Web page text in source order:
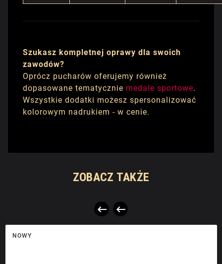
Szukasz kompletnej oprawy dla swoich
zawodów?
Oprócz pucharów oferujemy również
dopasowane tematycznie medale sportowe.
Wszystkie dodatki możesz spersonalizować
kolorowym nadrukiem - w cenie.
ZOBACZ TAKŻE
 
NOWY